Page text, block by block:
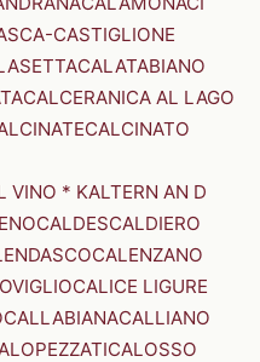
CASTIGLIONE
CALATABIANO
CALCERANICA AL LAGO
CALCINATO
VINO * KALTERN AN D
CALDESCALDIERO
CALENZANO
CALICE LIGURE
CALLABIANACALLIANO
CALOSSO